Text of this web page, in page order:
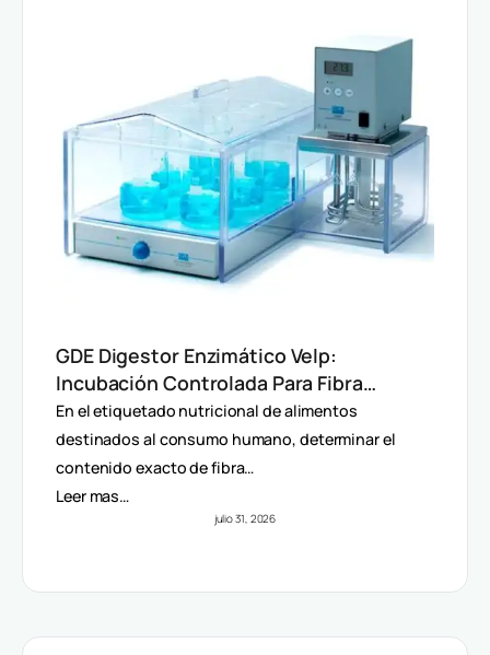
GDE Digestor Enzimático Velp:
Incubación Controlada Para Fibra
Dietética (AOAC)
En el etiquetado nutricional de alimentos
destinados al consumo humano, determinar el
contenido exacto de fibra…
Leer mas…
julio 31, 2026